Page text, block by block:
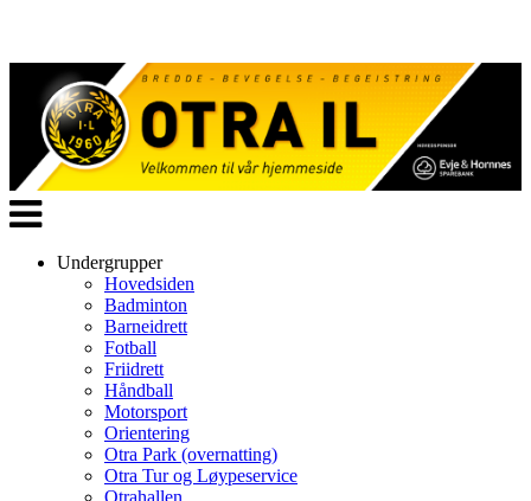
Veksle
navigasjon
Undergrupper
Hovedsiden
Badminton
Barneidrett
Fotball
Friidrett
Håndball
Motorsport
Orientering
Otra Park (overnatting)
Otra Tur og Løypeservice
Otrahallen